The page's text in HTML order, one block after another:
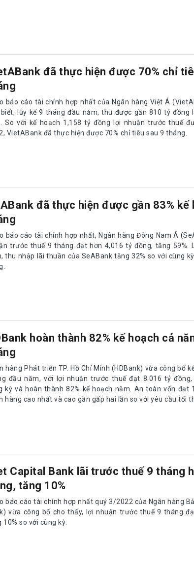
đã thực hiện được 70% chỉ
báo cáo tài chính hợp nhất của Ngân hàng Việt Á
lũy kế 9 tháng đầu năm, thu được gần 810 tỷ đồng
So với kế hoạch 1,158 tỷ đồng lợi nhuận trước thuế
VietABank đã thực hiện được 70% chỉ tiêu sau 9 tháng.
đã thực hiện được gần 83% kế
báo cáo tài chính hợp nhất, Ngân hàng Đông Nam Á
trước thuế 9 tháng đạt hơn 4,016 tỷ đồng, tăng 59%.
thu nhập lãi thuần của SeABank tăng 32% so với cùng
hoàn thành 82% kế hoạch cả
hàng Phát triển TP. Hồ Chí Minh (HDBank) vừa công bố
đầu năm, với lợi nhuận trước thuế đạt 8.016 tỷ đồng,
kỳ và hoàn thành 82% kế hoạch năm. An toàn vốn đạt
hàng cao nhất và cao gần gấp hai lần so với yêu cầu tối
Capital Bank lãi trước thuế 9 tháng
tăng 10%
báo cáo tài chính hợp nhất quý 3/2022 của Ngân hàng
vừa công bố cho thấy, lợi nhuận trước thuế 9 tháng
10% so với cùng kỳ.